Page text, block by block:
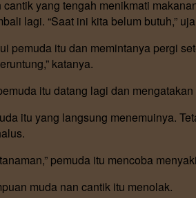
yang tengah menikmati
lagi. “Saat ini kita belum butuh,”
pemuda itu dan memintanya pergi
katanya.
itu datang lagi dan
itu yang langsung menemuinya.
pemuda itu mencoba
muda nan cantik itu menolak.